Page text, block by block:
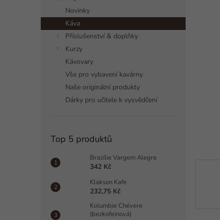
n
Novinky
Káva
Příslušenství & doplňky
Kurzy
Kávovary
Vše pro vybavení kavárny
Naše originální produkty
Dárky pro učitele k vysvědčení
Top 5 produktů
Brazílie Vargem Alegre
342 Kč
Klakson Kafe
232,75 Kč
Kolumbie Chévere
(bezkofeinová)